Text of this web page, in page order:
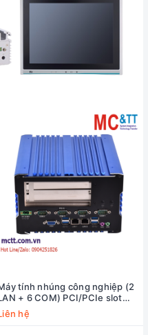
tính nhúng công nghiệp (2
+ 6 COM) PCI/PCIe slot
MBOX-2L6C-2P
hệ